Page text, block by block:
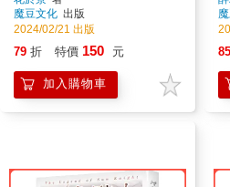
魔豆文化 出版
2024/02/21 出版
79 折 特價 150 元
加入購物車
85